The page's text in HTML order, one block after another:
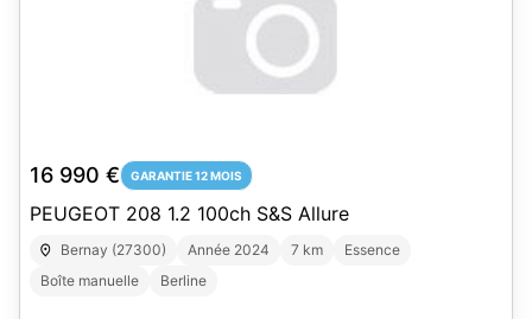
16 990 € GARANTIE 12 MOIS
PEUGEOT 208 1.2 100ch S&S Allure
Bernay (27300) Année 2024 7 km
Essence
Boîte manuelle
Berline